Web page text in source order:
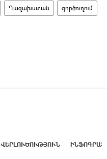
Ղազախստան գործուղում
ՎԵՐԼՈՒԾՈՒԹՅՈՒՆ